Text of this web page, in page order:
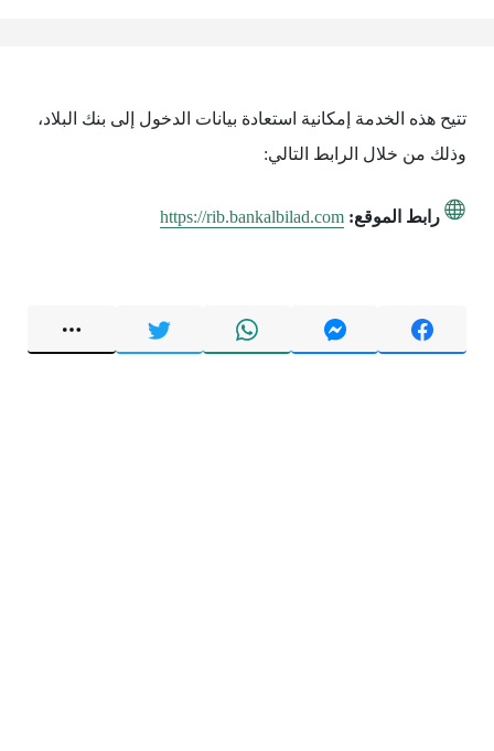
تتيح هذه الخدمة إمكانية استعادة بيانات الدخول إلى بنك البلاد،
وذلك من خلال الرابط التالي:
رابط الموقع: https://rib.bankalbilad.com